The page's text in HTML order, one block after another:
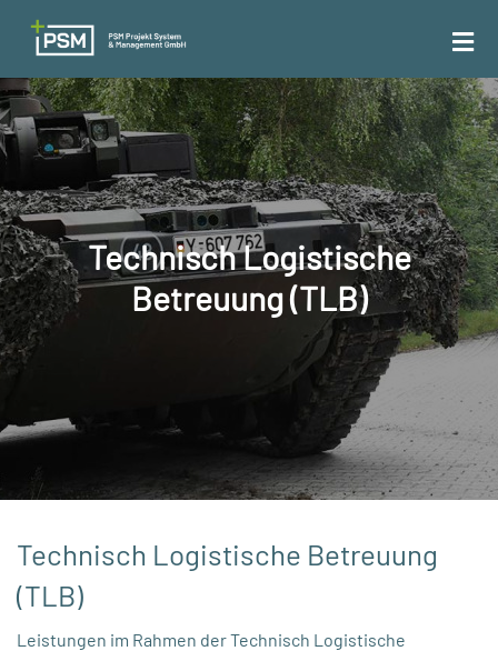
Technisch Logistische
Betreuung (TLB)
Technisch Logistische Betreuung
(TLB)
Leistungen im Rahmen der Technisch Logistische